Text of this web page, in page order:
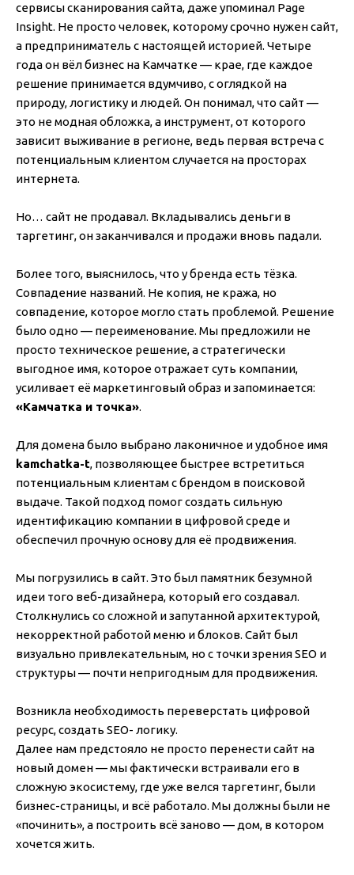
сервисы сканирования сайта, даже упоминал Page
Insight. Не просто человек, которому срочно нужен сайт,
а предприниматель с настоящей историей. Четыре
года он вёл бизнес на Камчатке — крае, где каждое
решение принимается вдумчиво, с оглядкой на
природу, логистику и людей. Он понимал, что сайт —
это не модная обложка, а инструмент, от которого
зависит выживание в регионе, ведь первая встреча с
потенциальным клиентом случается на просторах
интернета.
Но… сайт не продавал. Вкладывались деньги в
таргетинг, он заканчивался и продажи вновь падали.
Более того, выяснилось, что у бренда есть тёзка.
Совпадение названий. Не копия, не кража, но
совпадение, которое могло стать проблемой. Решение
было одно — переименование. Мы предложили не
просто техническое решение, а стратегически
выгодное имя, которое отражает суть компании,
усиливает её маркетинговый образ и запоминается:
«Камчатка и точка».
Для домена было выбрано лаконичное и удобное имя
kamchatka-t, позволяющее быстрее встретиться
потенциальным клиентам с брендом в поисковой
выдаче. Такой подход помог создать сильную
идентификацию компании в цифровой среде и
обеспечил прочную основу для её продвижения.
Мы погрузились в сайт. Это был памятник безумной
идеи того веб-дизайнера, который его создавал.
Столкнулись со сложной и запутанной архитектурой,
некорректной работой меню и блоков. Сайт был
визуально привлекательным, но с точки зрения SEO и
структуры — почти непригодным для продвижения.
Возникла необходимость переверстать цифровой
ресурс, создать SEO- логику.
Далее нам предстояло не просто перенести сайт на
новый домен — мы фактически встраивали его в
сложную экосистему, где уже велся таргетинг, были
бизнес-страницы, и всё работало. Мы должны были не
«починить», а построить всё заново — дом, в котором
хочется жить.